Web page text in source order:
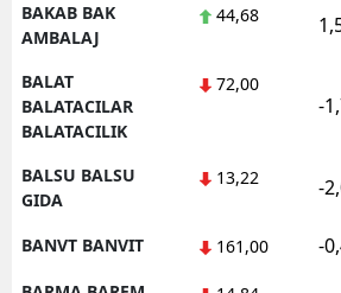
BAKAB BAK
AMBALAJ
44,68
BALAT
BALATACILAR
BALATACILIK
72,00
-
BALSU BALSU
GIDA
13,22 -
BANVT BANVIT 161,00 -